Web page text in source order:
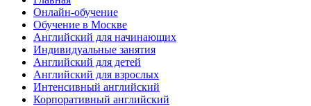
Онлайн-обучение
Обучение в Москве
Английский для начинающих
Индивидуальные занятия
Английский для детей
Английский для взрослых
Интенсивный английский
Корпоративный английский